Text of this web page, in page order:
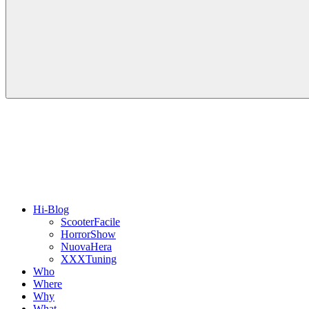
Hi-Blog
ScooterFacile
HorrorShow
NuovaHera
XXXTuning
Who
Where
Why